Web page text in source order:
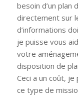
besoin d’un plan
directement sur
d’informations
je puisse vous
votre
disposition de
Ceci a un coût,
ce type de